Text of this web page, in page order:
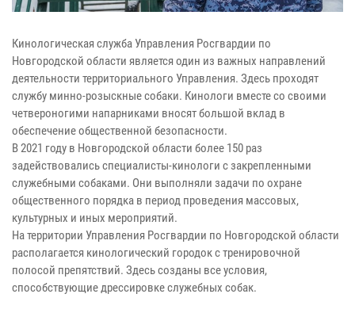
Кинологическая служба Управления Росгвардии по
Новгородской области является один из важных направлений
деятельности территориального Управления. Здесь проходят
службу минно-розыскные собаки. Кинологи вместе со своими
четвероногими напарниками вносят большой вклад в
обеспечение общественной безопасности.
В 2021 году в Новгородской области более 150 раз
задействовались специалисты-кинологи с закрепленными
служебными собаками. Они выполняли задачи по охране
общественного порядка в период проведения массовых,
культурных и иных мероприятий.
На территории Управления Росгвардии по Новгородской области
располагается кинологический городок с тренировочной
полосой препятствий. Здесь созданы все условия,
способствующие дрессировке служебных собак.